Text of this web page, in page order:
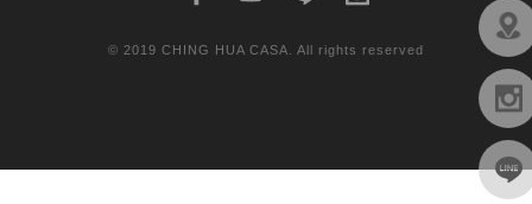
© 2019 CHING HUA CASA. All rights reserved